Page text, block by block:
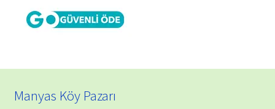
Manyas Köy Pazarı